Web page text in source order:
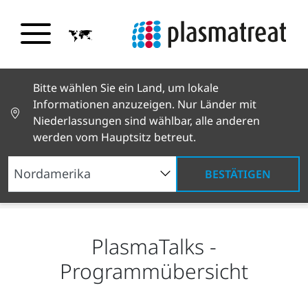
Bitte wählen Sie ein Land, um lokale
Informationen anzuzeigen. Nur Länder mit
Niederlassungen sind wählbar, alle anderen
werden vom Hauptsitz betreut.
BESTÄTIGEN
Plasmatreat Akademie Online PlasmaTalks
PlasmaTalks -
Programmübersicht